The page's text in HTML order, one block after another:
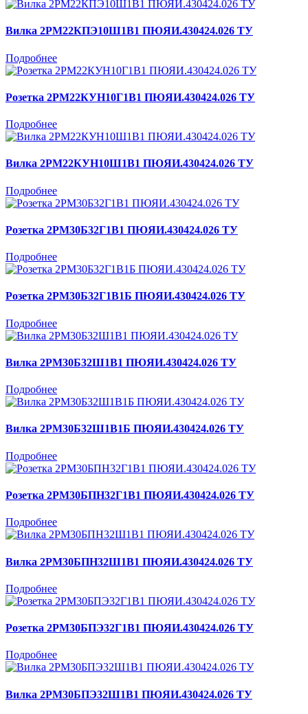
Вилка 2РМ22КПЭ10Ш1В1 ПЮЯИ.430424.026 ТУ
Подробнее
Розетка 2РМ22КУН10Г1В1 ПЮЯИ.430424.026 ТУ
Подробнее
Вилка 2РМ22КУН10Ш1В1 ПЮЯИ.430424.026 ТУ
Подробнее
Розетка 2РМ30Б32Г1В1 ПЮЯИ.430424.026 ТУ
Подробнее
Розетка 2РМ30Б32Г1В1Б ПЮЯИ.430424.026 ТУ
Подробнее
Вилка 2РМ30Б32Ш1В1 ПЮЯИ.430424.026 ТУ
Подробнее
Вилка 2РМ30Б32Ш1В1Б ПЮЯИ.430424.026 ТУ
Подробнее
Розетка 2РМ30БПН32Г1В1 ПЮЯИ.430424.026 ТУ
Подробнее
Вилка 2РМ30БПН32Ш1В1 ПЮЯИ.430424.026 ТУ
Подробнее
Розетка 2РМ30БПЭ32Г1В1 ПЮЯИ.430424.026 ТУ
Подробнее
Вилка 2РМ30БПЭ32Ш1В1 ПЮЯИ.430424.026 ТУ